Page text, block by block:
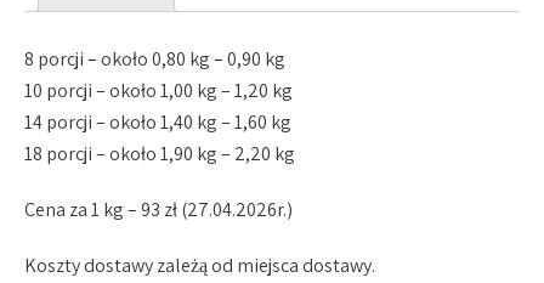
8 porcji – około 0,80 kg – 0,90 kg
10 porcji – około 1,00 kg – 1,20 kg
14 porcji – około 1,40 kg – 1,60 kg
18 porcji – około 1,90 kg – 2,20 kg
Cena za 1 kg – 93 zł (27.04.2026r.)
Koszty dostawy zależą od miejsca dostawy.